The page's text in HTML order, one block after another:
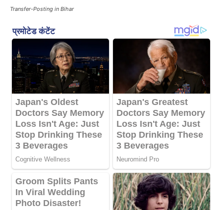
Transfer-Posting in Bihar